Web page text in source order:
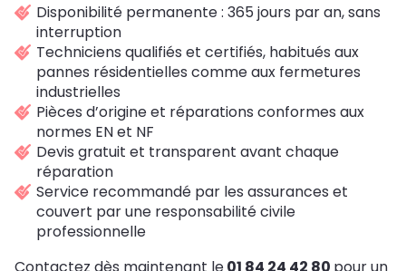
Disponibilité permanente : 365 jours par an, sans
interruption
Techniciens qualifiés et certifiés, habitués aux
pannes résidentielles comme aux fermetures
industrielles
Pièces d’origine et réparations conformes aux
normes EN et NF
Devis gratuit et transparent avant chaque
réparation
Service recommandé par les assurances et
couvert par une responsabilité civile
professionnelle